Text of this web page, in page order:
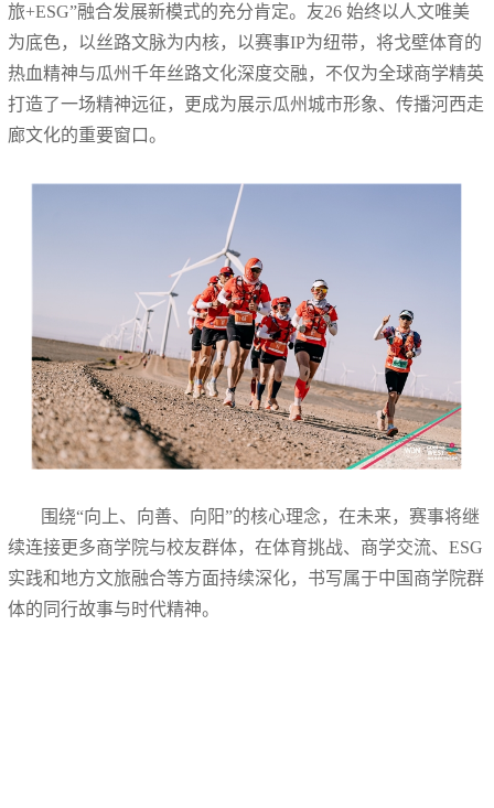
旅+ESG”融合发展新模式的充分肯定。友26 始终以人文唯美
为底色，以丝路文脉为内核，以赛事IP为纽带，将戈壁体育的
热血精神与瓜州千年丝路文化深度交融，不仅为全球商学精英
打造了一场精神远征，更成为展示瓜州城市形象、传播河西走
廊文化的重要窗口。
围绕“向上、向善、向阳”的核心理念，在未来，赛事将继
续连接更多商学院与校友群体，在体育挑战、商学交流、ESG
实践和地方文旅融合等方面持续深化，书写属于中国商学院群
体的同行故事与时代精神。